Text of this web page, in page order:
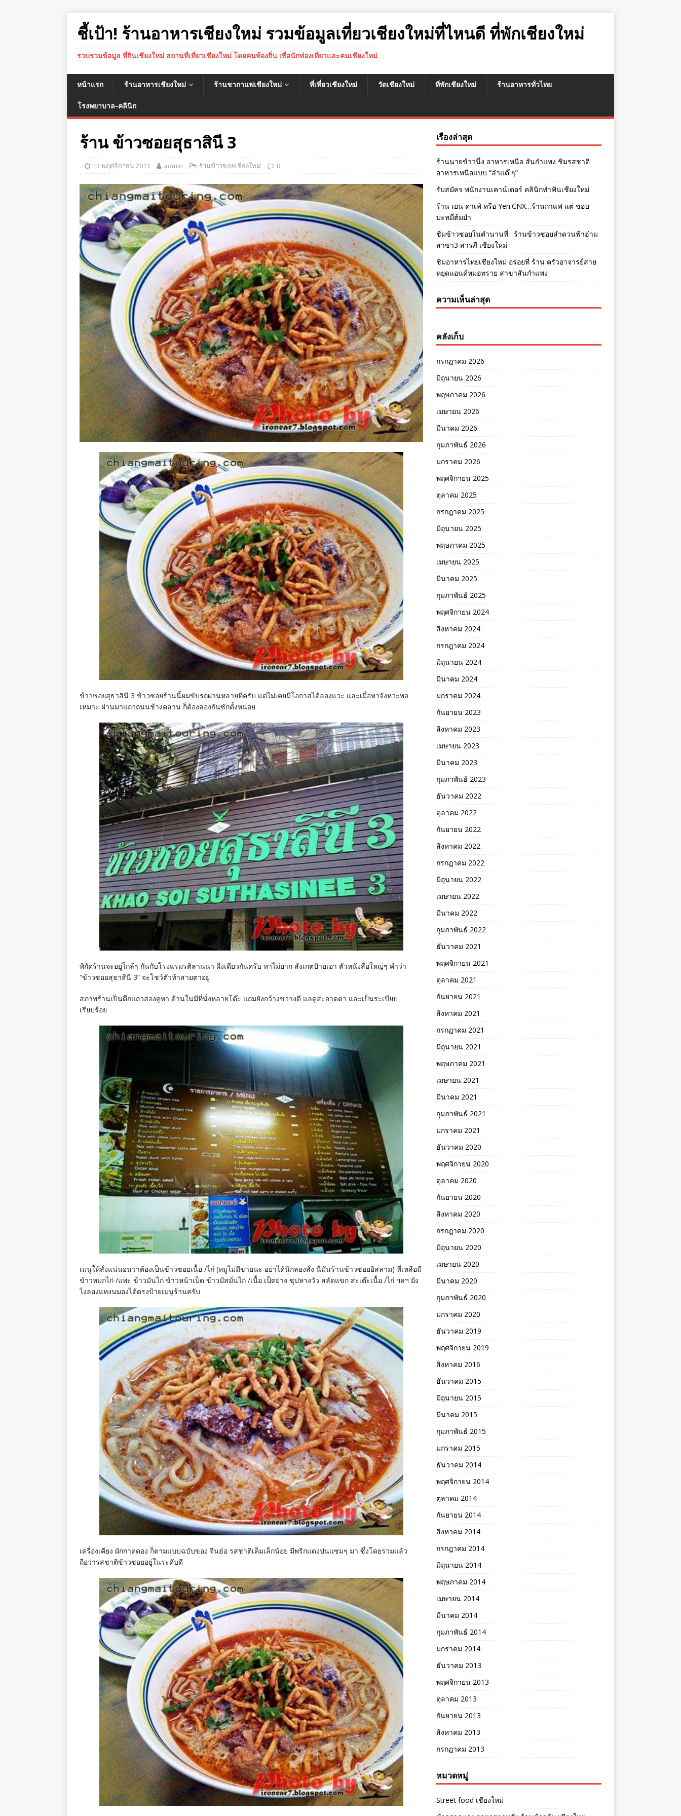
ชี้เป้า! ร้านอาหารเชียงใหม่ รวมข้อมูลเที่ยวเชียงใหม่ที่ไหนดี ที่พักเชียงใหม่
รวบรวมข้อมูล ที่กินเชียงใหม่ สถานที่เที่ยวเชียงใหม่ โดยคนท้องถิ่น เพื่อนักท่องเที่ยวและคนเชียงใหม่
หน้าแรก ร้านอาหารเชียงใหม่ ร้านชากาแฟเชียงใหม่ ที่เที่ยวเชียงใหม่ วัดเชียงใหม่ ที่พักเชียงใหม่ ร้านอาหารทั่วไทย
โรงพยาบาล-คลินิก
ร้าน ข้าวซอยสุธาสินี 3
13 พฤศจิกายน 2013 admin ร้านข้าวซอยเชียงใหม่ 0
ข้าวซอยสุธาสินี 3 ข้าวซอยร้านนี้ผมขับรถผ่านหลายทีครับ แต่ไม่เคยมีโอกาสได้ลองแวะ และเมื่อหาจังหวะพอ
เหมาะ ผ่านมาแถวถนนช้างคลาน ก็ต้องลองกันซักตั้งหน่อย
พิกัดร้านจะอยู่ใกล้ๆ กันกับโรงแรมรติลานนา ฝั่งเดียวกันครับ หาไม่ยาก สังเกตป้ายเอา ตัวหนังสือใหญ่ๆ คำว่า
“ข้าวซอยสุธาสินี 3” จะโชว์ตัวท้าสายตาอยู่
สภาพร้านเป็นตึกแถวสองคูหา ด้านในมีที่นั่งหลายโต๊ะ แถมยังกว้างขวางดี แลดูสะอาดตา และเป็นระเบียบ
เรียบร้อย
เมนูให้สั่งแน่นอนว่าต้องเป็นข้าวซอยเนื้อ /ไก่ (หมูไม่มีขายนะ อย่าได้นึกลองสั่ง นี่มันร้านข้าวซอยอิสลาม) ที่เหลือมี
ข้าวหมกไก่ /แพะ ข้าวมันไก่ ข้าวหน้าเป็ด ข้าวมัสมั่นไก่ /เนื้อ เป็ดย่าง ซุปหางวัว สลัดแขก สะเต๊ะเนื้อ /ไก่ ฯลฯ ยัง
ไงลองแหงนมองได้ตรงป้ายเมนูร้านครับ
เครื่องเคียง ผักกาดดอง ก็ตามแบบฉบับของ จีนฮ่อ รสชาติเค็มเล็กน้อย มีพริกแดงปนแซมๆ มา ซึ่งโดยรวมแล้ว
ถือว่ารสชาติข้าวซอยอยู่ในระดับดี
เรื่องล่าสุด
ร้านนายข้าวนึ่ง อาหารเหนือ สันกำแพง ชิมรสชาติ
อาหารเหนือแบบ “ลำแต๊ ๆ”
รับสมัคร พนักงานเคาน์เตอร์ คลินิกทำฟันเชียงใหม่
ร้าน เยน คาเฟ่ หรือ Yen.CNX…ร้านกาแฟ แต่ ชอบ
บะหมี่ต้มยำ
ชิมข้าวซอยในตำนานที่…ร้านข้าวซอยลำดวนฟ้าฮ่าม
สาขา3 สารภี เชียงใหม่
ชิมอาหารไทยเชียงใหม่ อร่อยที่ ร้าน ครัวอาจารย์สาย
หยุดแอนด์หมอทราย สาขาสันกำแพง
ความเห็นล่าสุด
คลังเก็บ
กรกฎาคม 2026
มิถุนายน 2026
พฤษภาคม 2026
เมษายน 2026
มีนาคม 2026
กุมภาพันธ์ 2026
มกราคม 2026
พฤศจิกายน 2025
ตุลาคม 2025
กรกฎาคม 2025
มิถุนายน 2025
พฤษภาคม 2025
เมษายน 2025
มีนาคม 2025
กุมภาพันธ์ 2025
พฤศจิกายน 2024
สิงหาคม 2024
กรกฎาคม 2024
มิถุนายน 2024
มีนาคม 2024
มกราคม 2024
กันยายน 2023
สิงหาคม 2023
เมษายน 2023
มีนาคม 2023
กุมภาพันธ์ 2023
ธันวาคม 2022
ตุลาคม 2022
กันยายน 2022
สิงหาคม 2022
กรกฎาคม 2022
มิถุนายน 2022
เมษายน 2022
มีนาคม 2022
กุมภาพันธ์ 2022
ธันวาคม 2021
พฤศจิกายน 2021
ตุลาคม 2021
กันยายน 2021
สิงหาคม 2021
กรกฎาคม 2021
มิถุนายน 2021
พฤษภาคม 2021
เมษายน 2021
มีนาคม 2021
กุมภาพันธ์ 2021
มกราคม 2021
ธันวาคม 2020
พฤศจิกายน 2020
ตุลาคม 2020
กันยายน 2020
สิงหาคม 2020
กรกฎาคม 2020
มิถุนายน 2020
เมษายน 2020
มีนาคม 2020
กุมภาพันธ์ 2020
มกราคม 2020
ธันวาคม 2019
พฤศจิกายน 2019
สิงหาคม 2016
ธันวาคม 2015
มิถุนายน 2015
มีนาคม 2015
กุมภาพันธ์ 2015
มกราคม 2015
ธันวาคม 2014
พฤศจิกายน 2014
ตุลาคม 2014
กันยายน 2014
สิงหาคม 2014
กรกฎาคม 2014
มิถุนายน 2014
พฤษภาคม 2014
เมษายน 2014
มีนาคม 2014
กุมภาพันธ์ 2014
มกราคม 2014
ธันวาคม 2013
พฤศจิกายน 2013
ตุลาคม 2013
กันยายน 2013
สิงหาคม 2013
กรกฎาคม 2013
หมวดหมู่
Street food เชียงใหม่